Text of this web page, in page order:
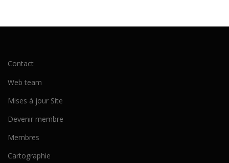
Contact
Web team
Mises à jour Site
Devenir membre
Membres
Cartographie